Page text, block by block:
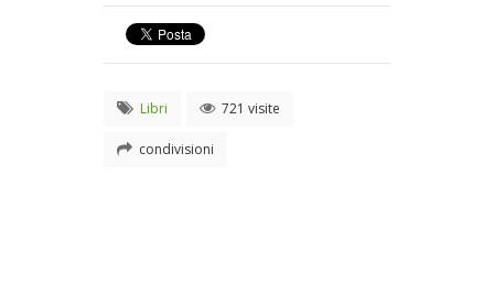
Libri 721 visite
condivisioni